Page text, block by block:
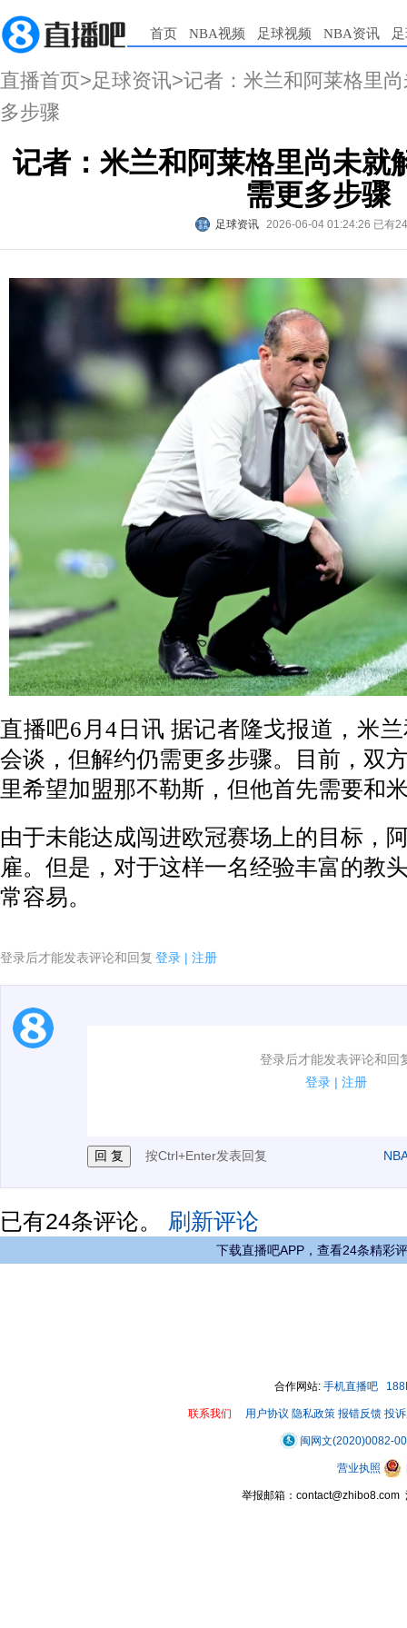
首页 NBA视频 足球视频 NBA资讯
直播首页>足球资讯>记者：米兰和阿莱格里
多步骤
记者：米兰和阿莱格里尚未就
需更多步骤
足球资讯 2026-06-04 01:24:26 已有
直播吧6月4日讯 据记者隆戈报道，米
会谈，但解约仍需更多步骤。目前，双
里希望加盟那不勒斯，但他首先需要和
由于未能达成闯进欧冠赛场上的目标，
雇。但是，对于这样一名经验丰富的教
常容易。
登录后才能发表评论和回复 登录 | 注册
登录后才能发表评论和回
登录 | 注册
1.电脑端新用户可以发表评论了！
按Ctrl+Enter发表回复
已有24条评论。 刷新评论
下载直播吧APP，查看24条精彩
合作网站: 手机直播吧
联系我们 用户协议 隐私政策 报错反馈 投
闽网文(2020)0082-
营业执照
举报邮箱：